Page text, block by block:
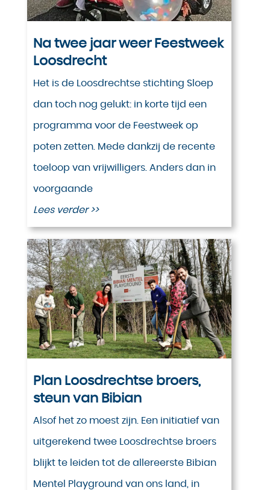
Na twee jaar weer Feestweek
Loosdrecht
Het is de Loosdrechtse stichting Sloep
dan toch nog gelukt: in korte tijd een
programma voor de Feestweek op
poten zetten. Mede dankzij de recente
toeloop van vrijwilligers. Anders dan in
voorgaande
Lees verder >>
Plan Loosdrechtse broers,
steun van Bibian
Alsof het zo moest zijn. Een initiatief van
uitgerekend twee Loosdrechtse broers
blijkt te leiden tot de allereerste Bibian
Mentel Playground van ons land, in